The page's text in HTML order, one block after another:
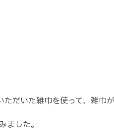
ただいた雑巾を使って、雑巾
ました。